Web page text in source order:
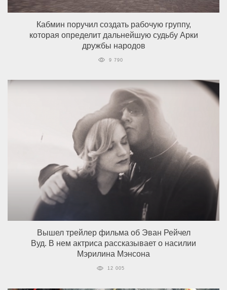
Кабмин поручил создать рабочую группу,
которая определит дальнейшую судьбу Арки
дружбы народов
9 790
Вышел трейлер фильма об Эван Рейчел
Вуд. В нем актриса рассказывает о насилии
Мэрилина Мэнсона
12 005